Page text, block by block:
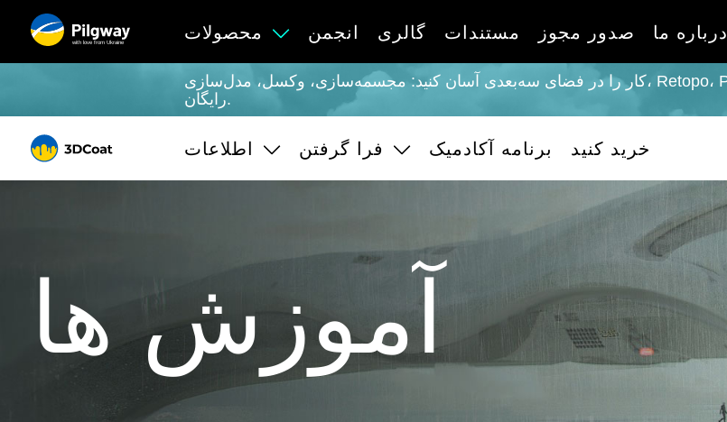
with love from Ukraine
محصولات انجمن گالری مستندات صدور مجوز درباره ما
کار را در فضای سه‌بعدی آسان کنید: مجسمه‌سازی، وکسل، مدل‌سازی، Retopo، Painting، بافت‌دهی با PBR، UV و رندرینگ. یادگیری نامحدود و
رایگان.
اطلاعات فرا گرفتن برنامه آکادمیک خرید کنید
آموزش ها